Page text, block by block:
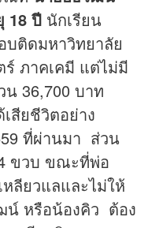
18 ปี นักเรียน
บติดมหาวิทยาลัย
ร์ ภาคเคมี แต่ไม่มี
น 36,700 บาท
สียชีวิตอย่าง
ที่ผ่านมา ส่วน
ขวบ ขณะที่พ่อ
หลียวแลและไม่ให้
น์ หรือน้องคิว ต้อง